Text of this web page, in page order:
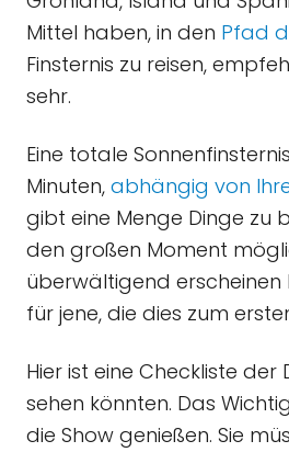
Mittel haben, in den Pfad
Finsternis zu reisen,
sehr.
Eine totale
Minuten, abhängig von
gibt eine Menge Dinge zu
den großen Moment
überwältigend erscheinen
für jene, die dies zum
Hier ist eine Checkliste der
sehen könnten. Das
die Show genießen. Sie